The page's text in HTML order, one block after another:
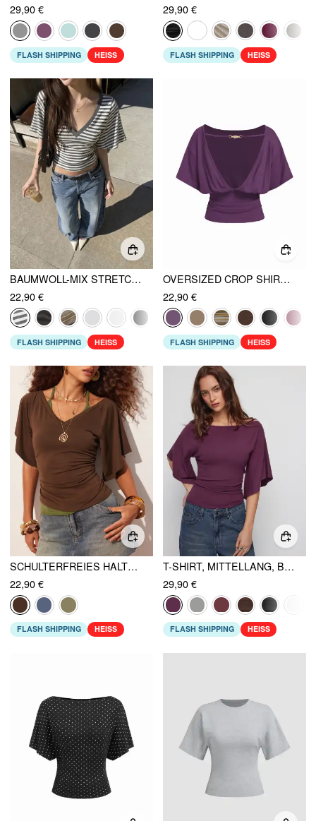
29,90 €
FLASH SHIPPING HEISS
29,90 €
FLASH SHIPPING HEISS
BAUMWOLL-MIX STRETCH V-AUSSCHNITT KURZARM T-SHIRT
22,90 €
FLASH SHIPPING HEISS
OVERSIZED CROP SHIRT MIT BOOT-NECK, FLEDERMAUSÄRMEL, RÜCKENFREI-DESIGN, KORDELZUG UND METALLDETAIL
22,90 €
FLASH SHIPPING HEISS
SCHULTERFREIES HALTERNECK-TOP & V-AUSSCHNITT, GERAFFTES T-SHIRT MIT GLOCKENÄRMEL
22,90 €
FLASH SHIPPING HEISS
T-SHIRT, MITTELLANG, BOOTSAUSSCHNITT, GLOCKENÄRMEL, GERAFFT
29,90 €
FLASH SHIPPING HEISS